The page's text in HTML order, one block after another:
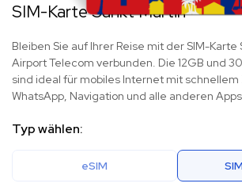
SIM-Karte Sankt Martin
Bleiben Sie auf Ihrer Reise mit der SIM-Karte
Airport Telecom verbunden. Die 12GB und
sind ideal für mobiles Internet mit schnellem
WhatsApp, Navigation und alle anderen
Typ wählen:
eSIM